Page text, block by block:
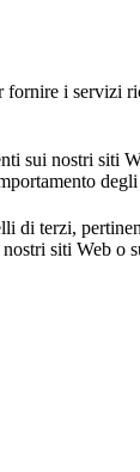
fornire i servizi
sui nostri siti
terzi,
siti Web o